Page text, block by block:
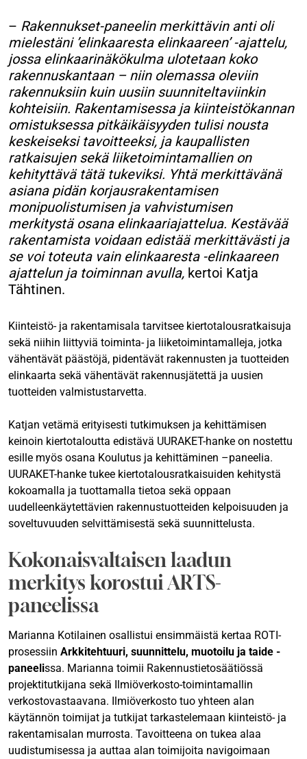
– Rakennukset-paneelin merkittävin anti oli
mielestäni ’elinkaaresta elinkaareen’ -ajattelu,
jossa elinkaarinäkökulma ulotetaan koko
rakennuskantaan – niin olemassa oleviin
rakennuksiin kuin uusiin suunniteltaviinkin
kohteisiin. Rakentamisessa ja kiinteistökannan
omistuksessa pitkäikäisyyden tulisi nousta
keskeiseksi tavoitteeksi, ja kaupallisten
ratkaisujen sekä liiketoimintamallien on
kehityttävä tätä tukeviksi. Yhtä merkittävänä
asiana pidän korjausrakentamisen
monipuolistumisen ja vahvistumisen
merkitystä osana elinkaariajattelua. Kestävää
rakentamista voidaan edistää merkittävästi ja
se voi toteuta vain elinkaaresta -elinkaareen
ajattelun ja toiminnan avulla, kertoi Katja
Tähtinen.
Kiinteistö- ja rakentamisala tarvitsee kiertotalousratkaisuja
sekä niihin liittyviä toiminta- ja liiketoimintamalleja, jotka
vähentävät päästöjä, pidentävät rakennusten ja tuotteiden
elinkaarta sekä vähentävät rakennusjätettä ja uusien
tuotteiden valmistustarvetta.
Katjan vetämä erityisesti tutkimuksen ja kehittämisen
keinoin kiertotaloutta edistävä UURAKET-hanke on nostettu
esille myös osana Koulutus ja kehittäminen –paneelia.
UURAKET-hanke tukee kiertotalousratkaisuiden kehitystä
kokoamalla ja tuottamalla tietoa sekä oppaan
uudelleenkäytettävien rakennustuotteiden kelpoisuuden ja
soveltuvuuden selvittämisestä sekä suunnittelusta.
Kokonaisvaltaisen laadun
merkitys korostui ARTS-
paneelissa
Marianna Kotilainen osallistui ensimmäistä kertaa ROTI-
prosessiin Arkkitehtuuri, suunnittelu, muotoilu ja taide -
paneelissa. Marianna toimii Rakennustietosäätiössä
projektitutkijana sekä Ilmiöverkosto-toimintamallin
verkostovastaavana. Ilmiöverkosto tuo yhteen alan
käytännön toimijat ja tutkijat tarkastelemaan kiinteistö- ja
rakentamisalan murrosta. Tavoitteena on tukea alaa
uudistumisessa ja auttaa alan toimijoita navigoimaan